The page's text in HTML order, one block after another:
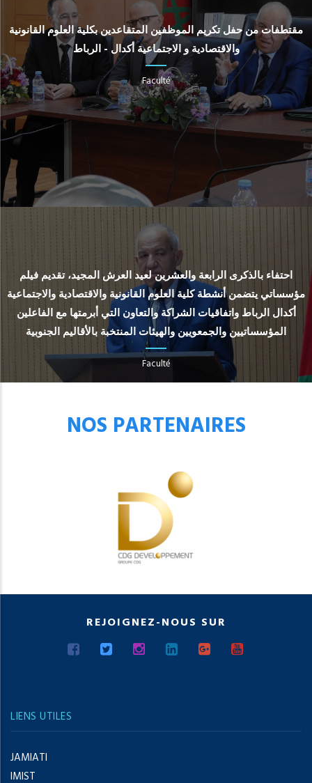
مقتطفات من حفل تكريم الموظفين المتقاعدين بكلية العلوم القانونية
والاقتصادية و الاجتماعية أكدال - الرباط
Faculté
احتفاء بالذكرى الرابعة والعشرين لعيد العرش المجيد، تقديم فيلم
مؤسساتي يتضمن أنشطة كلية العلوم القانونية والاقتصادية والاجتماعية
أكدال الرباط واتفاقيات الشراكة والتعاون التي أبرمتها مع الفاعلين
المؤسساتيين والجمعويين والهيئات المنتخبة بالأقاليم الجنوبية
Faculté
NOS PARTENAIRES
REJOIGNEZ-NOUS SUR
LIENS UTILES
JAMIATI
IMIST